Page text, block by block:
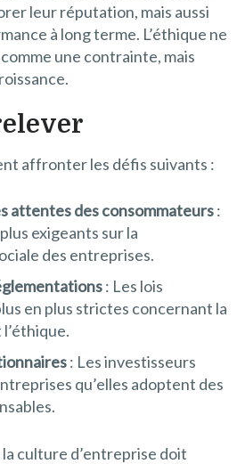
leur réputation, mais aussi
à long terme. L’éthique ne
une contrainte, mais
affronter les défis suivants :
attentes des consommateurs:
exigeants sur la
des entreprises.
: Les lois
en plus strictes concernant la
: Les investisseurs
qu’elles adoptent des
culture d’entreprise doit